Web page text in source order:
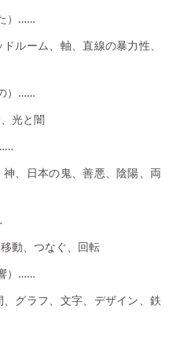
）……
ルーム、軸、直線の暴力性、
）……
光と闇
、日本の鬼、善悪、陰陽、両
動、つなぐ、回転
）……
グラフ、文字、デザイン、鉄